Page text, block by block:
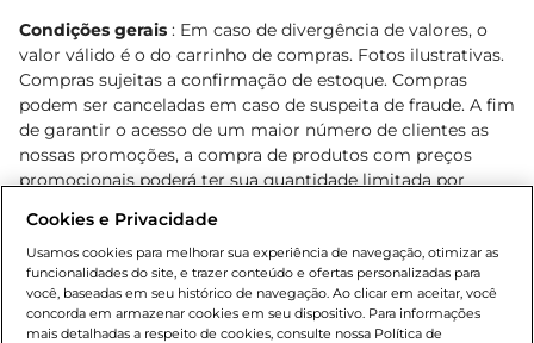
Condições gerais : Em caso de divergência de valores, o
valor válido é o do carrinho de compras. Fotos ilustrativas.
Compras sujeitas a confirmação de estoque. Compras
podem ser canceladas em caso de suspeita de fraude. A fim
de garantir o acesso de um maior número de clientes as
nossas promoções, a compra de produtos com preços
promocionais poderá ter sua quantidade limitada por
o e-commerce e válidos durante o dia de hoje, podendo
sofrer alterações sem prévia notificação. Proibida a venda
de bebidas alcoólicas para menores de 18 anos, conforme
Lei n.º 8069/90, art. 81, inciso II (Estatuto da Criança e do
Adolescente). Preços e condições exclusivos para o
Cookies e Privacidade
Usamos cookies para melhorar sua experiência de navegação, otimizar as
funcionalidades do site, e trazer conteúdo e ofertas personalizadas para
você, baseadas em seu histórico de navegação. Ao clicar em aceitar, você
concorda em armazenar cookies em seu dispositivo. Para informações
mais detalhadas a respeito de cookies, consulte nossa Política de